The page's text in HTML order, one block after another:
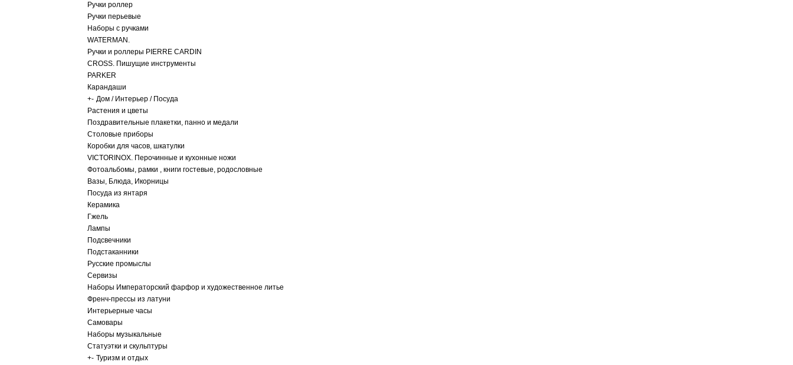
Ручки роллер
Ручки перьевые
Наборы с ручками
WATERMAN.
Ручки и роллеры PIERRE CARDIN
CROSS. Пишущие инструменты
PARKER
Карандаши
+- Дом / Интерьер / Посуда
Растения и цветы
Поздравительные плакетки, панно и медали
Столовые приборы
Коробки для часов, шкатулки
VICTORINOX. Перочинные и кухонные ножи
Фотоальбомы, рамки , книги гостевые, родословные
Вазы, Блюда, Икорницы
Посуда из янтаря
Керамика
Гжель
Лампы
Подсвечники
Подстаканники
Русские промыслы
Сервизы
Наборы Императорский фарфор и художественное литье
Френч-прессы из латуни
Интерьерные часы
Самовары
Наборы музыкальные
Статуэтки и скульптуры
+- Туризм и отдых